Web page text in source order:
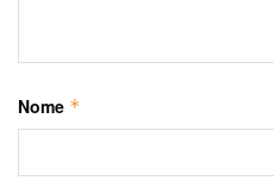
Nome *